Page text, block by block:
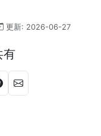
更新: 2026-06-27
有